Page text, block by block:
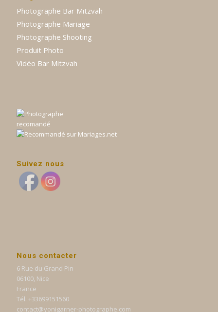
Photographe Bar Mitzvah
Photographe Mariage
Photographe Shooting
Produit Photo
Vidéo Bar Mitzvah
Suivez nous
Nous contacter
6 Rue du Grand Pin
06100, Nice
France
Tél. +33699151560
contact@yonigarner-photographe.com